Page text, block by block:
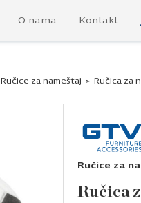
O nama Kontakt
Ručice za nameštaj > Ručica za
Ručice za
Ručica